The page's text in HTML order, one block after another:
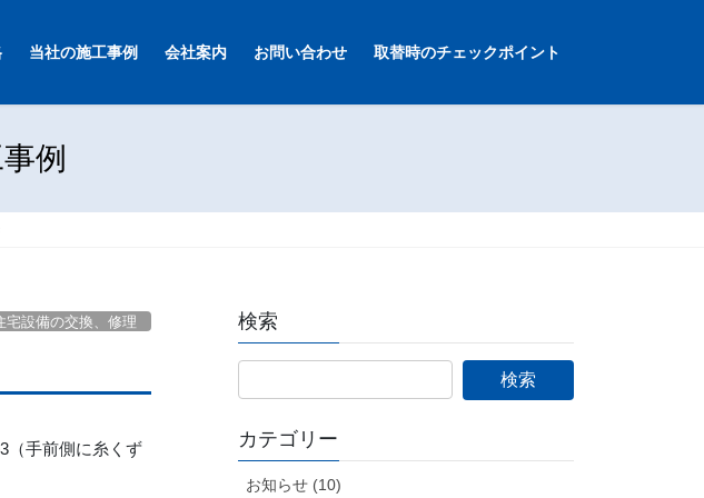
当社の施工事例 会社案内 お問い合わせ 取替時のチェックポイント
例
宅設備の交換、修理
（手前側に糸くず
検索
カテゴリー
お知らせ (10)